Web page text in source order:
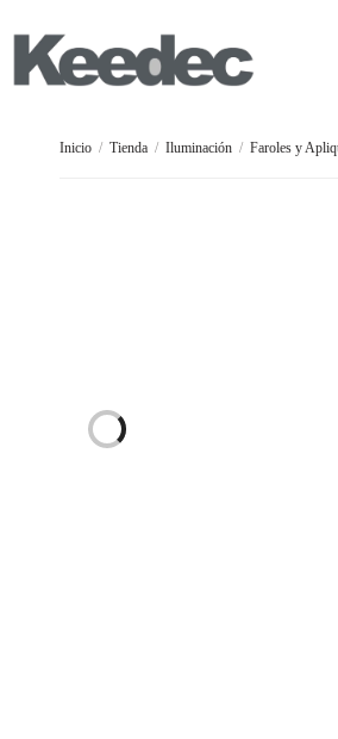
Inicio / Tienda / Iluminación / Faroles y